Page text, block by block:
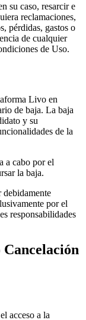
su caso, resarcir e
reclamaciones,
pérdidas, gastos o
de cualquier
de Uso.
Livo en
de baja. La baja
y su
de la
a cabo por el
la baja.
debidamente
por el
responsabilidades
Cancelación
acceso a la